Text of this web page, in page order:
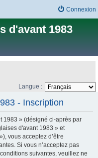
Connexion
d'avant 1983
Langue :
- Inscription
1983 » (désigné ci-après par
d'avant 1983 » et
vous acceptez d’être
Si vous n’acceptez pas
suivantes, veuillez ne